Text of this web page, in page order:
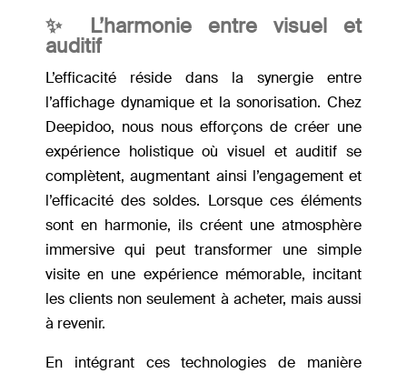
✨ L’harmonie entre visuel et
auditif
L’efficacité réside dans la synergie entre
l’affichage dynamique et la sonorisation. Chez
Deepidoo, nous nous efforçons de créer une
expérience holistique où visuel et auditif se
complètent, augmentant ainsi l’engagement et
l’efficacité des soldes. Lorsque ces éléments
sont en harmonie, ils créent une atmosphère
immersive qui peut transformer une simple
visite en une expérience mémorable, incitant
les clients non seulement à acheter, mais aussi
à revenir.
En intégrant ces technologies de manière